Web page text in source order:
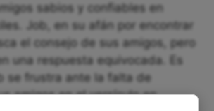
sabios y confiables en
Job, en su afán por encontrar
el consejo de sus amigos, pero
una respuesta equivocada. Es
se frustra ante la falta de
amigos en el versículo en